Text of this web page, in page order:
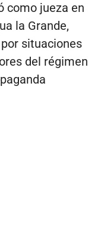
como jueza en
la Grande,
situaciones
del régimen